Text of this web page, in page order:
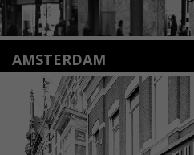
AMSTERDAM
Amstelveenseweg 135
1075 VX Amsterdam
+31 (0)20 2332546
info@kunsthuisamsterdam.nl